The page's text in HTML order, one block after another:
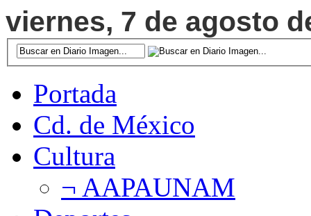
viernes, 7 de agosto
Portada
Cd. de México
Cultura
¬ AAPAUNAM